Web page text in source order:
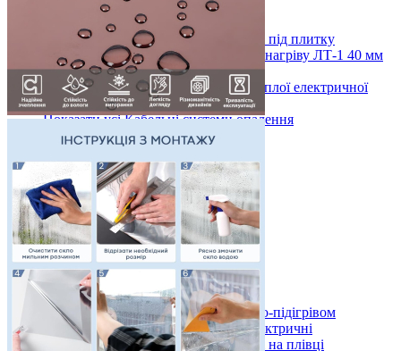
D3мм 1
Нагрівальні мати
Нагрівальні мати (тонкі) під плитку
Вуглецева стрічка для електронагріву ЛТ-1 40 мм
(5 м.п.)
Комплектуючі для монтажу теплої електричної
підлоги, кабеля
Показати усі Кабельні системи опалення
Дров'яні печі
Булер'яни
Буржуйки
Показати усі Дров'яні печі
Теплі килими з електро-підігрівом
Килимки 220 В
Стандарт
Універсал
Преміум
Килимки 12 В (автомобільні)
Килимки 220 В та 12 В
Показати усі Теплі килими з електро-підігрівом
Картини обігрівачі інфрачервоні електричні
Електричні картини обігрівачі на плівці